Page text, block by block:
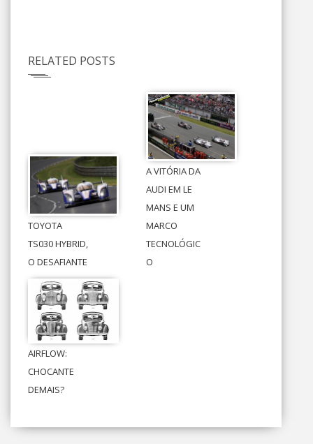
RELATED POSTS
TOYOTA
TS030 HYBRID,
O DESAFIANTE
A VITÓRIA DA
AUDI EM LE
MANS E UM
MARCO
TECNOLÓGIC
O
AIRFLOW:
CHOCANTE
DEMAIS?